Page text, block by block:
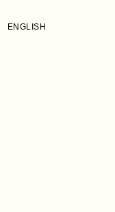
ENGLISH